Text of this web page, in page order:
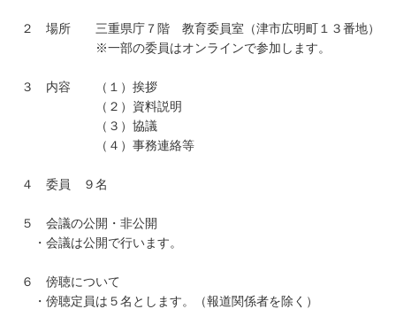
２ 場所 三重県庁７階 教育委員室（津市広明町１３番地）
※一部の委員はオンラインで参加します。
３ 内容 （１）挨拶
（２）資料説明
（３）協議
（４）事務連絡等
４ 委員 ９名
５ 会議の公開・非公開
・会議は公開で行います。
６ 傍聴について
・傍聴定員は５名とします。（報道関係者を除く）